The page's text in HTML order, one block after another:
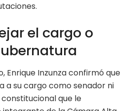
el cargo o
Enrique Inzunza confirmó que
a su cargo como senador ni
que le